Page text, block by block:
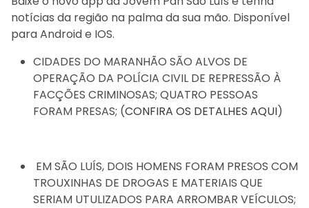
notícias da região na palma da sua mão. Disponível
para Android e IOS.
CIDADES DO MARANHÃO SÃO ALVOS DE
OPERAÇÃO DA POLÍCIA CIVIL DE REPRESSÃO À
FACÇÕES CRIMINOSAS; QUATRO PESSOAS
FORAM PRESAS; (CONFIRA OS DETALHES AQUI)
EM SÃO LUÍS, DOIS HOMENS FORAM PRESOS COM
TROUXINHAS DE DROGAS E MATERIAIS QUE
SERIAM UTULIZADOS PARA ARROMBAR VEÍCULOS;